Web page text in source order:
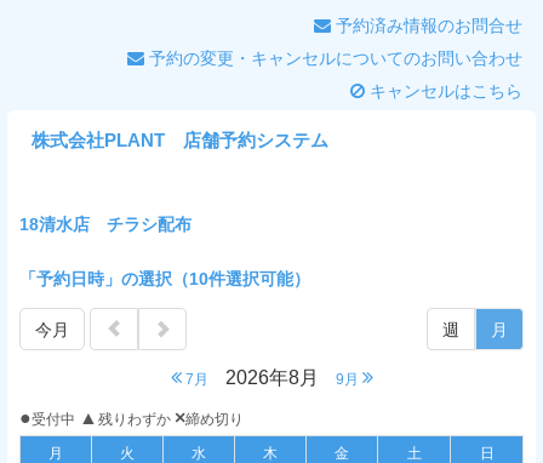
予約済み情報のお問合せ
予約の変更・キャンセルについてのお問い合わせ
キャンセルはこちら
株式会社PLANT 店舗予約システム
18清水店 チラシ配布
「予約日時」の選択（10件選択可能）
今月
7月 2026年8月 9月
週 月
●受付中 ▲ 残りわずか ×締め切り
月
火 水 木 金 土
日